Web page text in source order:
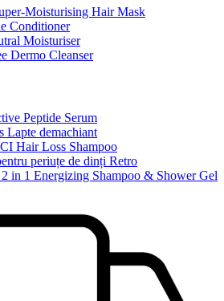
Moisturising Hair Mask
Conditioner
Moisturiser
Dermo Cleanser
Peptide Serum
Lapte demachiant
Hair Loss Shampoo
periuțe de dinți Retro
in 1 Energizing Shampoo & Shower Gel